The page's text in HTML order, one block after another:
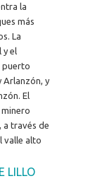
la
más
La
y el
puerto
Arlanzón, y
El
a través de
valle alto
LILLO